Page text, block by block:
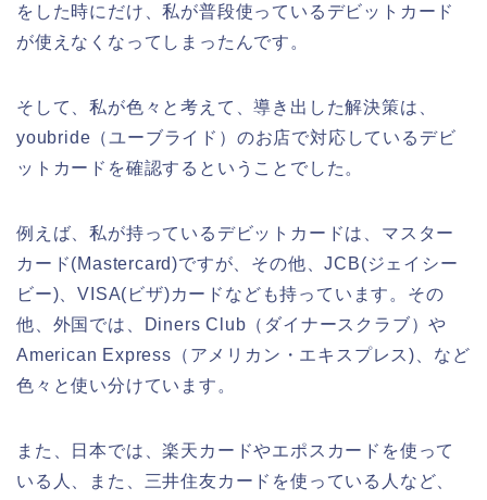
をした時にだけ、私が普段使っているデビットカード
が使えなくなってしまったんです。
そして、私が色々と考えて、導き出した解決策は、
youbride（ユーブライド）のお店で対応しているデビ
ットカードを確認するということでした。
例えば、私が持っているデビットカードは、マスター
カード(Mastercard)ですが、その他、JCB(ジェイシー
ビー)、VISA(ビザ)カードなども持っています。その
他、外国では、Diners Club（ダイナースクラブ）や
American Express（アメリカン・エキスプレス)、など
色々と使い分けています。
また、日本では、楽天カードやエポスカードを使って
いる人、また、三井住友カードを使っている人など、